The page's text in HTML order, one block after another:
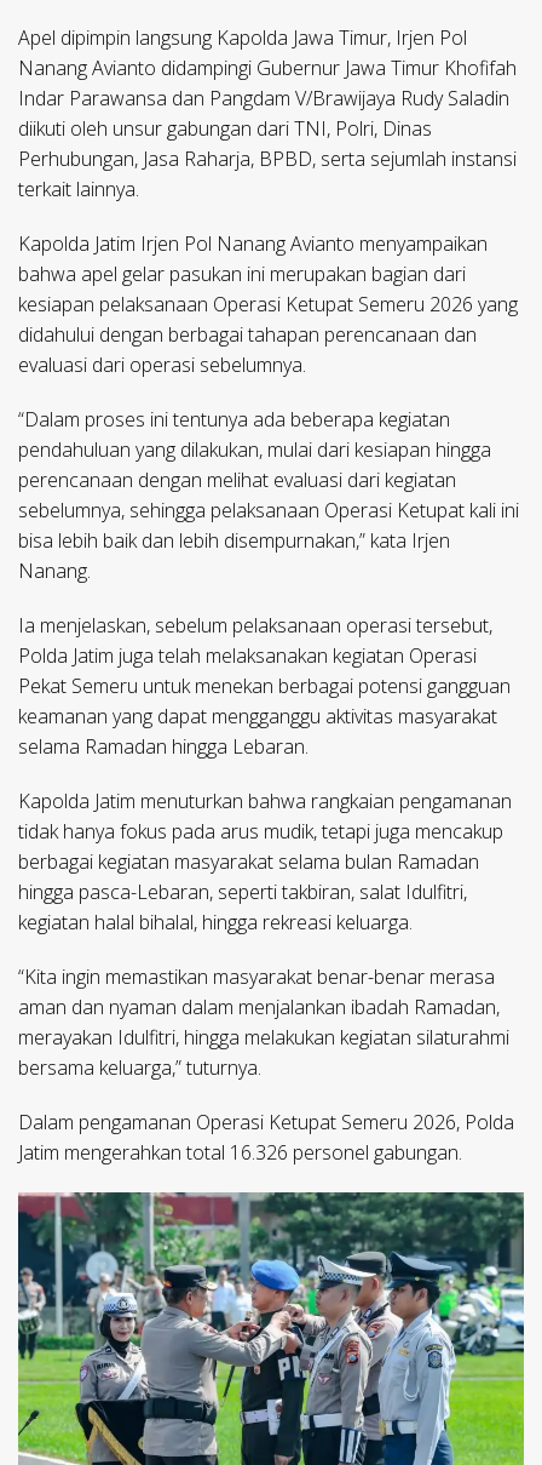
Apel dipimpin langsung Kapolda Jawa Timur, Irjen Pol
Nanang Avianto didampingi Gubernur Jawa Timur Khofifah
Indar Parawansa dan Pangdam V/Brawijaya Rudy Saladin
diikuti oleh unsur gabungan dari TNI, Polri, Dinas
Perhubungan, Jasa Raharja, BPBD, serta sejumlah instansi
terkait lainnya.
Kapolda Jatim Irjen Pol Nanang Avianto menyampaikan
bahwa apel gelar pasukan ini merupakan bagian dari
kesiapan pelaksanaan Operasi Ketupat Semeru 2026 yang
didahului dengan berbagai tahapan perencanaan dan
evaluasi dari operasi sebelumnya.
“Dalam proses ini tentunya ada beberapa kegiatan
pendahuluan yang dilakukan, mulai dari kesiapan hingga
perencanaan dengan melihat evaluasi dari kegiatan
sebelumnya, sehingga pelaksanaan Operasi Ketupat kali ini
bisa lebih baik dan lebih disempurnakan,” kata Irjen
Nanang.
Ia menjelaskan, sebelum pelaksanaan operasi tersebut,
Polda Jatim juga telah melaksanakan kegiatan Operasi
Pekat Semeru untuk menekan berbagai potensi gangguan
keamanan yang dapat mengganggu aktivitas masyarakat
selama Ramadan hingga Lebaran.
Kapolda Jatim menuturkan bahwa rangkaian pengamanan
tidak hanya fokus pada arus mudik, tetapi juga mencakup
berbagai kegiatan masyarakat selama bulan Ramadan
hingga pasca-Lebaran, seperti takbiran, salat Idulfitri,
kegiatan halal bihalal, hingga rekreasi keluarga.
“Kita ingin memastikan masyarakat benar-benar merasa
aman dan nyaman dalam menjalankan ibadah Ramadan,
merayakan Idulfitri, hingga melakukan kegiatan silaturahmi
bersama keluarga,” tuturnya.
Dalam pengamanan Operasi Ketupat Semeru 2026, Polda
Jatim mengerahkan total 16.326 personel gabungan.